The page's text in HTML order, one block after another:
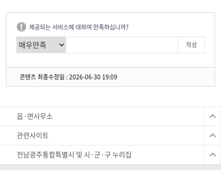
제공되는 서비스에 대하여 만족하십니까?
콘텐츠 최종수정일 : 2026-06-30 19:09
읍·면사무소
관련사이트
전남광주통합특별시 및 시·군·구 누리집